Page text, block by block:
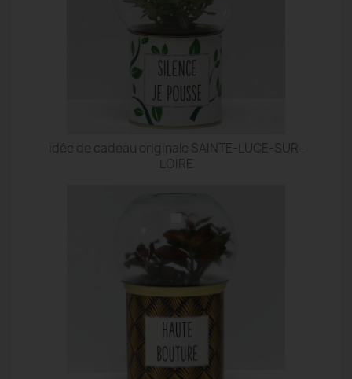
idée de cadeau originale SAINTE-LUCE-SUR-
LOIRE